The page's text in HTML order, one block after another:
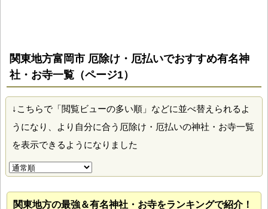
関東地方富岡市 厄除け・厄払いでおすすめ有名神
社・お寺一覧（ページ1）
↓こちらで「閲覧ビューの多い順」などに並べ替えられるよ
うになり、より自分に合う厄除け・厄払いの神社・お寺一覧
を表示できるようになりました
関東地方の最強＆有名神社・お寺をランキングで紹介！